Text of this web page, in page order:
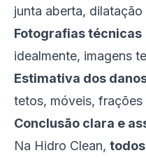
junta aberta, dilatação
Fotografias técnicas
idealmente, imagens
Estimativa dos
tetos, móveis, frações
Conclusão clara e
Na Hidro Clean,